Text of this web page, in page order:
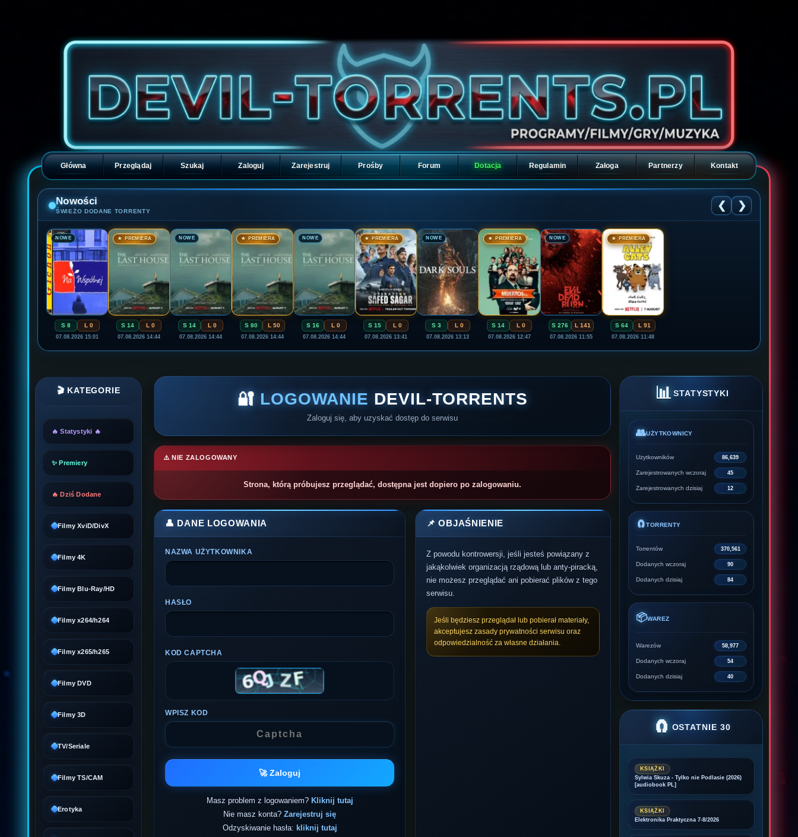
Główna Przeglądaj Szukaj Zaloguj Zarejestruj Prośby Forum Dotacja Regulamin Załoga Partnerzy Kontakt
Nowości
ŚWIEŻO DODANE TORRENTY ❮ ❯
🎬NOWE
S 8 L 0
07.08.2026 15:01
🎬★ PREMIERA
S 14 L 0
07.08.2026 14:44
🎬NOWE
S 14 L 0
07.08.2026 14:44
🎬★ PREMIERA
S 80 L 50
07.08.2026 14:44
🎬NOWE
S 16 L 0
07.08.2026 14:44
🎬★ PREMIERA
S 15 L 0
07.08.2026 13:41
🎬NOWE
S 3 L 0
07.08.2026 13:13
🎬★ PREMIERA
S 14 L 0
07.08.2026 12:47
🎬NOWE
S 276 L 141
07.08.2026 11:55
🎬★ PREMIERA
S 64 L 91
07.08.2026 11:48
🎬 KATEGORIE
🔥 Statystyki 🔥
✨ Premiery
🔥 Dziś Dodane
Filmy XviD/DivX
Filmy 4K
Filmy Blu-Ray/HD
Filmy x264/h264
Filmy x265/h265
Filmy DVD
Filmy 3D
TV/Seriale
Filmy TS/CAM
Erotyka
📊 STATYSTYKI
👥UŻYTKOWNICY
Użytkowników 86,639
Zarejestrowanych wczoraj 45
Zarejestrowanych dzisiaj 12
🧲TORRENTY
Torrentów 370,561
Dodanych wczoraj 90
Dodanych dzisiaj 84
📦WAREZ
Warezów 58,977
Dodanych wczoraj 54
Dodanych dzisiaj 40
🧲 OSTATNIE 30
KSIĄŻKI
Sylwia Skuza - Tylko nie Podlasie (2026)
[audiobook PL]
KSIĄŻKI
Elektronika Praktyczna 7-8/2026
🔐 LOGOWANIE DEVIL-TORRENTS
Zaloguj się, aby uzyskać dostęp do serwisu
⚠️ NIE ZALOGOWANY
Strona, którą próbujesz przeglądać, dostępna jest dopiero po zalogowaniu.
👤 DANE LOGOWANIA
NAZWA UŻYTKOWNIKA
HASŁO
KOD CAPTCHA
WPISZ KOD
🚀 Zaloguj
Masz problem z logowaniem? Kliknij tutaj
Nie masz konta? Zarejestruj się
Odzyskiwanie hasła: kliknij tutaj
📌 OBJAŚNIENIE
Z powodu kontrowersji, jeśli jesteś powiązany z
jakąkolwiek organizacją rządową lub anty-piracką,
nie możesz przeglądać ani pobierać plików z tego
serwisu.
Jeśli będziesz przeglądał lub pobierał materiały,
akceptujesz zasady prywatności serwisu oraz
odpowiedzialność za własne działania.